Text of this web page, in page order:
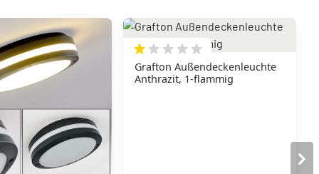
Grafton Außendeckenleuchte
Anthrazit, 1-flammig